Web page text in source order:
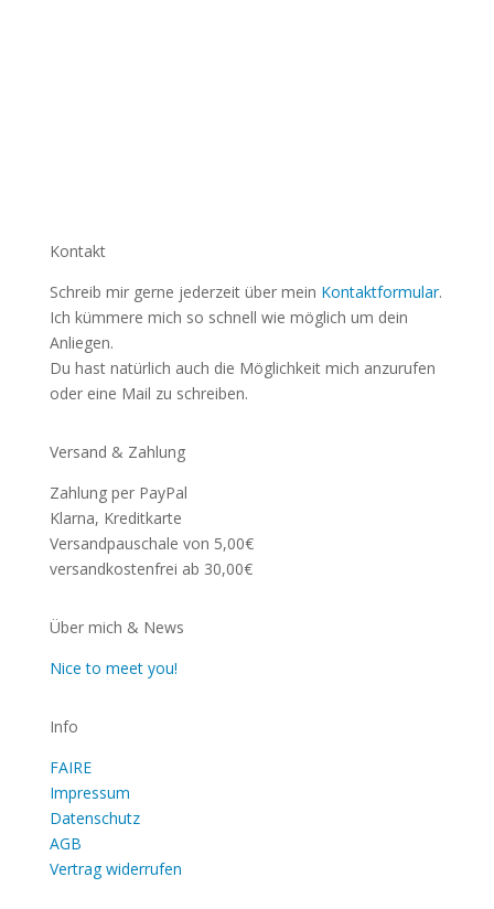
Kontakt
Schreib mir gerne jederzeit über mein Kontaktformular.
Ich kümmere mich so schnell wie möglich um dein
Anliegen.
Du hast natürlich auch die Möglichkeit mich anzurufen
oder eine Mail zu schreiben.
Versand & Zahlung
Zahlung per PayPal
Klarna, Kreditkarte
Versandpauschale von 5,00€
versandkostenfrei ab 30,00€
Über mich & News
Nice to meet you!
Info
FAIRE
Impressum
Datenschutz
AGB
Vertrag widerrufen